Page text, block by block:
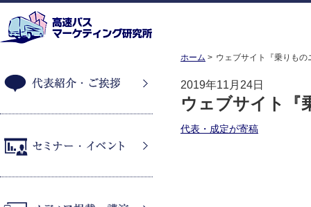
ホーム ウェブサイト『乗りもの
2019年11月24日
ウェブサイト『
代表・成定が寄稿